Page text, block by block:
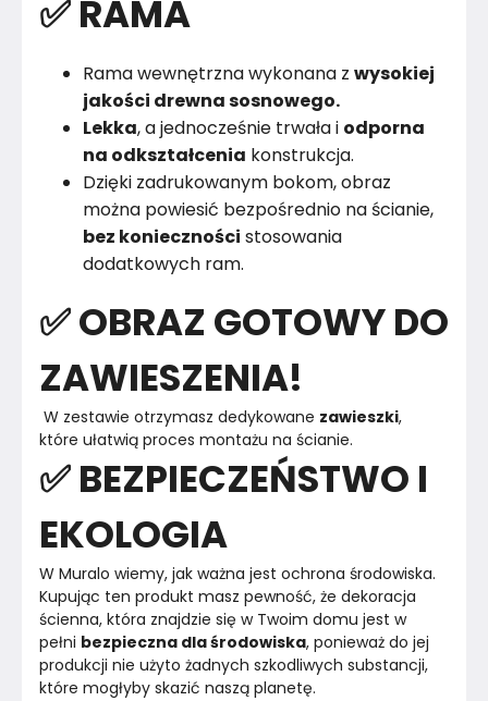
✅ RAMA
Rama wewnętrzna wykonana z wysokiej
jakości drewna sosnowego.
Lekka, a jednocześnie trwała i odporna
na odkształcenia konstrukcja.
Dzięki zadrukowanym bokom, obraz
można powiesić bezpośrednio na ścianie,
bez konieczności stosowania
dodatkowych ram.
✅ OBRAZ GOTOWY DO
ZAWIESZENIA!
W zestawie otrzymasz dedykowane zawieszki,
które ułatwią proces montażu na ścianie.
✅ BEZPIECZEŃSTWO I
EKOLOGIA
W Muralo wiemy, jak ważna jest ochrona środowiska.
Kupując ten produkt masz pewność, że dekoracja
ścienna, która znajdzie się w Twoim domu jest w
pełni bezpieczna dla środowiska, ponieważ do jej
produkcji nie użyto żadnych szkodliwych substancji,